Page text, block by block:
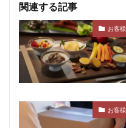
関連する記事
お客様
お客様